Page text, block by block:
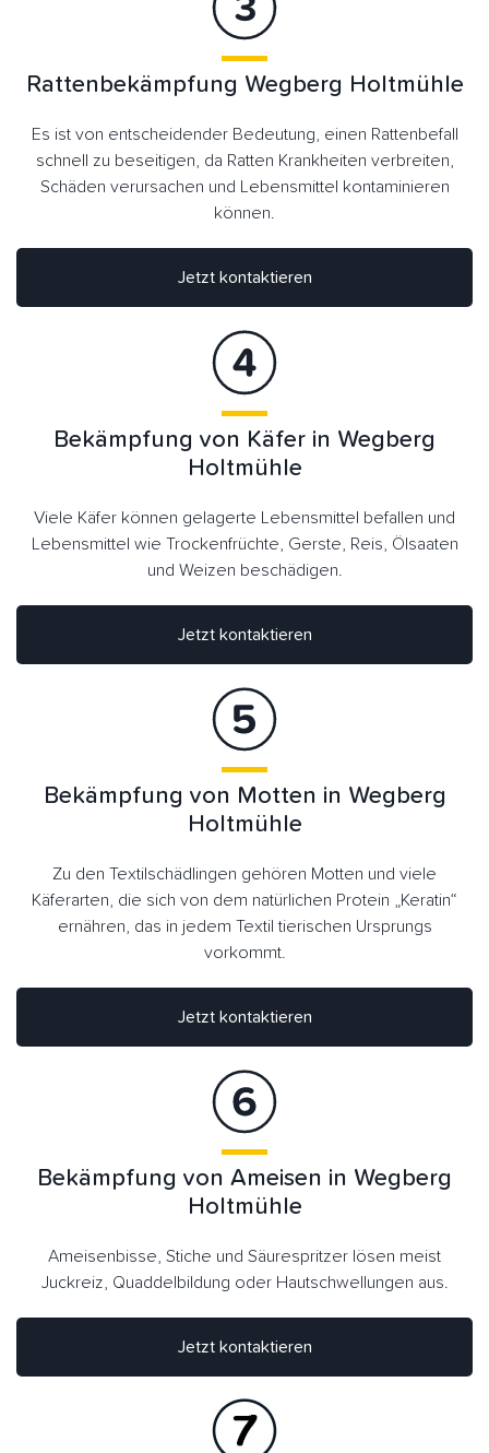
Rattenbekämpfung Wegberg Holtmühle
Es ist von entscheidender Bedeutung, einen Rattenbefall
schnell zu beseitigen, da Ratten Krankheiten verbreiten,
Schäden verursachen und Lebensmittel kontaminieren
können.
Jetzt kontaktieren
Jetzt kontaktieren
Bekämpfung von Käfer in Wegberg
Holtmühle
Viele Käfer können gelagerte Lebensmittel befallen und
Lebensmittel wie Trockenfrüchte, Gerste, Reis, Ölsaaten
und Weizen beschädigen.
Bekämpfung von Motten in Wegberg
Holtmühle
Zu den Textilschädlingen gehören Motten und viele
Käferarten, die sich von dem natürlichen Protein „Keratin“
ernähren, das in jedem Textil tierischen Ursprungs
vorkommt.
Jetzt kontaktieren
Jetzt kontaktieren
Bekämpfung von Ameisen in Wegberg
Holtmühle
Ameisenbisse, Stiche und Säurespritzer lösen meist
Juckreiz, Quaddelbildung oder Hautschwellungen aus.